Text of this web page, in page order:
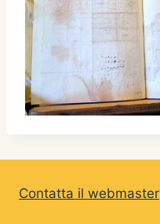
Contatta il webmaster